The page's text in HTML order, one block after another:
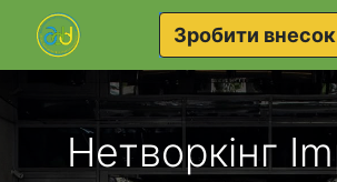
Зробити внесок
Нетворкінг